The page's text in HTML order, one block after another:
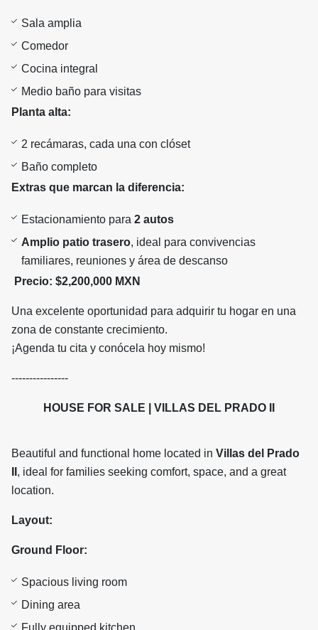
Sala amplia
Comedor
Cocina integral
Medio baño para visitas
Planta alta:
2 recámaras, cada una con clóset
Baño completo
Extras que marcan la diferencia:
Estacionamiento para 2 autos
Amplio patio trasero, ideal para convivencias
familiares, reuniones y área de descanso
Precio: $2,200,000 MXN
Una excelente oportunidad para adquirir tu hogar en una
zona de constante crecimiento.
¡Agenda tu cita y conócela hoy mismo!
----------------
HOUSE FOR SALE | VILLAS DEL PRADO II
Beautiful and functional home located in Villas del Prado
, ideal for families seeking comfort, space, and a great
location.
Layout:
Ground Floor:
Spacious living room
Dining area